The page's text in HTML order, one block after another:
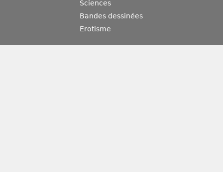
Sciences
Bandes dessinées
Erotisme